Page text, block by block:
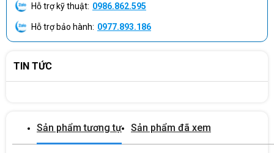
Màn hình OLED 14 inch 2.8K – Hình ảnh cực sắc nét
Ổ cứng SSD 1TB PCIe Gen 4 – Tốc độ siêu nhanh
liệu tức thì.
Màn hình OLED 14 inch 2.8K – Hình ảnh cực sắc nét
Hỗ trợ kỹ thuật: 0986.862.595
Hỗ trợ bảo hành: 0977.893.186
TIN TỨC
Sản phẩm tương tự Sản phẩm đã xem